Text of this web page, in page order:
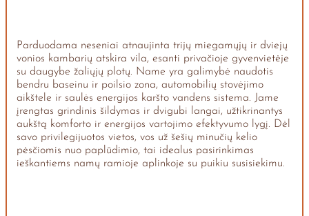
Parduodama neseniai atnaujinta trijų miegamųjų ir dviejų
vonios kambarių atskira vila, esanti privačioje gyvenvietėje
su daugybe žaliųjų plotų. Name yra galimybė naudotis
bendru baseinu ir poilsio zona, automobilių stovėjimo
aikštele ir saulės energijos karšto vandens sistema. Jame
įrengtas grindinis šildymas ir dvigubi langai, užtikrinantys
aukštą komforto ir energijos vartojimo efektyvumo lygį. Dėl
savo privilegijuotos vietos, vos už šešių minučių kelio
pėsčiomis nuo paplūdimio, tai idealus pasirinkimas
ieškantiems namų ramioje aplinkoje su puikiu susisiekimu.